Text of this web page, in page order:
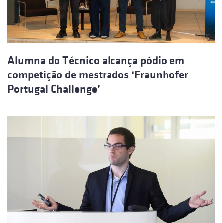
Alumna do Técnico alcança pódio em
competição de mestrados ‘Fraunhofer
Portugal Challenge’